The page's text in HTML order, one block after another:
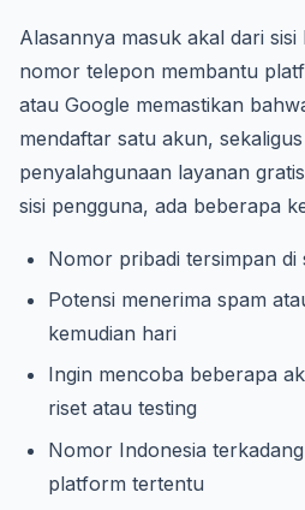
Alasannya masuk akal dari sisi
nomor telepon membantu
atau Google memastikan
mendaftar satu akun,
penyalahgunaan layanan
sisi pengguna, ada beberapa
Nomor pribadi tersimpan
Potensi menerima spam
kemudian hari
Ingin mencoba beberapa
riset atau testing
Nomor Indonesia
platform tertentu